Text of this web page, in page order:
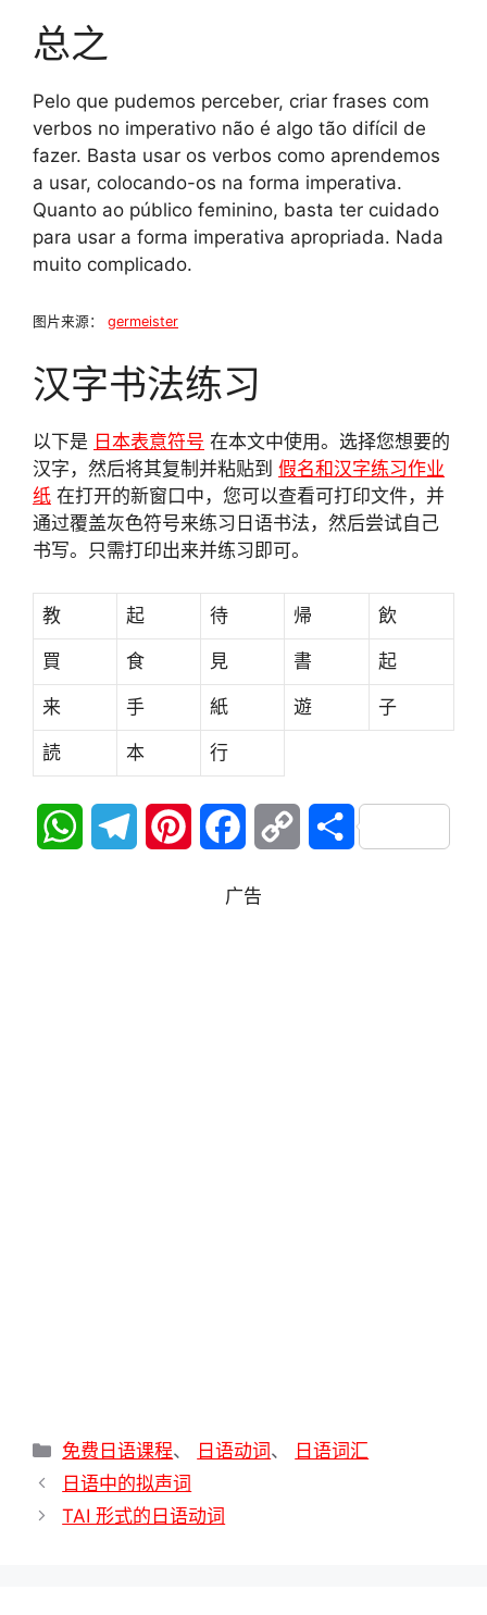
总之
Pelo que pudemos perceber, criar frases com
verbos no imperativo não é algo tão difícil de
fazer. Basta usar os verbos como aprendemos
a usar, colocando-os na forma imperativa.
Quanto ao público feminino, basta ter cuidado
para usar a forma imperativa apropriada. Nada
muito complicado.
图片来源： germeister
汉字书法练习
以下是 日本表意符号 在本文中使用。选择您想要的
汉字，然后将其复制并粘贴到 假名和汉字练习作业
纸 在打开的新窗口中，您可以查看可打印文件，并
通过覆盖灰色符号来练习日语书法，然后尝试自己
书写。只需打印出来并练习即可。
教 起 待 帰 飲
買 食 見 書 起
来 手 紙 遊 子
読 本 行
W 分
广告
分
类
免费日语课程、 日语动词、
日语词汇
日语中的拟声词
TAI 形式的日语动词